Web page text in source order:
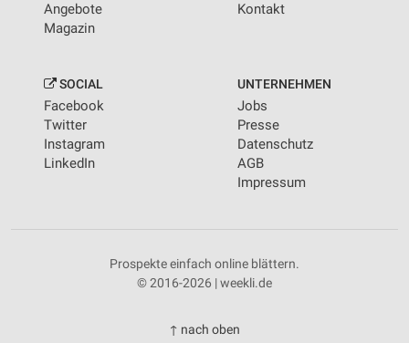
Angebote
Magazin
Kontakt
SOCIAL
Facebook
Twitter
Instagram
LinkedIn
UNTERNEHMEN
Jobs
Presse
Datenschutz
AGB
Impressum
Prospekte einfach online blättern.
© 2016-2026 | weekli.de
↑ nach oben